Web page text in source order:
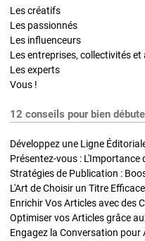
Les créatifs
Les passionnés
Les influenceurs
Les entreprises, collectivités
Les experts
Vous !
12 conseils pour bien
Développez une Ligne
Présentez-vous :
L'Art de Choisir un Titre
Optimiser vos Articles grâce
Engagez la Conversation pour